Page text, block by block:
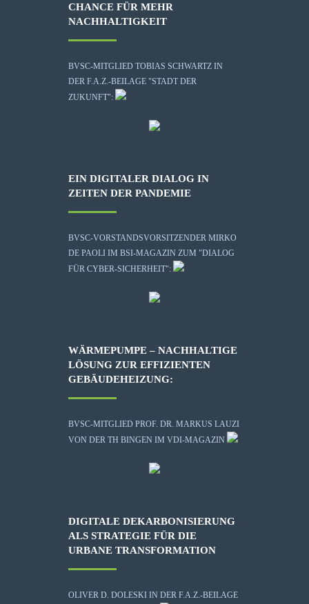
CHANCE FÜR MEHR
NACHHALTIGKEIT
BVSC-MITGLIED TOBIAS SCHWARTZ IN
DER F.A.Z.-BEILAGE "STADT DER
ZUKUNFT":
EIN DIGITALER DIALOG IN
ZEITEN DER PANDEMIE
BVSC-VORSTANDSVORSITZENDER MIRKO
DE PAOLI IM BSI-MAGAZIN ZUM "DIALOG
FÜR CYBER-SICHERHEIT":
WÄRMEPUMPE – NACHHALTIGE
LÖSUNG ZUR EFFIZIENTEN
GEBÄUDEHEIZUNG:
BVSC-MITGLIED PROF. DR. MARKUS LAUZI
VON DER TH BINGEN IM VDI-MAGAZIN
DIGITALE DEKARBONISIERUNG
ALS STRATEGIE FÜR DIE
URBANE TRANSFORMATION
OLIVER D. DOLESKI IN DER F.A.Z.-BEILAGE